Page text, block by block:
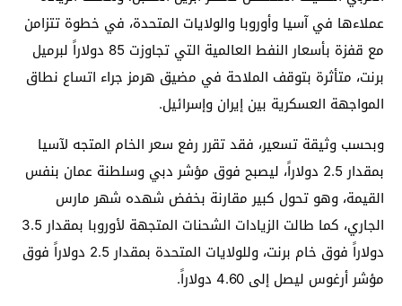
عملاءها في آسيا وأوروبا والولايات المتحدة، في خطوة تتزامن
مع قفزة بأسعار النفط العالمية التي تجاوزت 85 دولاراً لبرميل
برنت، متأثرة بتوقف الملاحة في مضيق هرمز جراء اتساع نطاق
المواجهة العسكرية بين إيران وإسرائيل.
وبحسب وثيقة تسعير، فقد تقرر رفع سعر الخام المتجه لآسيا
بمقدار 2.5 دولاراً، ليصبح فوق مؤشر دبي وسلطنة عمان بنفس
القيمة، وهو تحول كبير مقارنة بخفض شهده شهر مارس
الجاري، كما طالت الزيادات الشحنات المتجهة لأوروبا بمقدار 3.5
دولاراً فوق خام برنت، وللولايات المتحدة بمقدار 2.5 دولاراً فوق
مؤشر أرغوس ليصل إلى 4.60 دولاراً.